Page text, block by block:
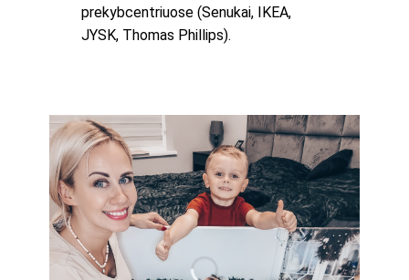
prekybcentriuose (Senukai, IKEA,
JYSK, Thomas Phillips).